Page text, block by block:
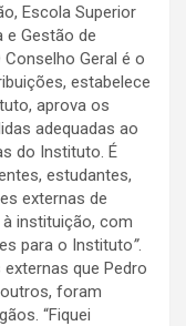
Escola Superior
e Gestão de
Geral é o
estabelece
aprova os
adequadas ao
do Instituto. É
estudantes,
externas de
instituição, com
para o Instituto”.
que Pedro
foram
“Fiquei